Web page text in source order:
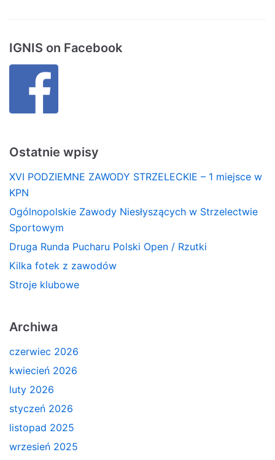
IGNIS on Facebook
Ostatnie wpisy
XVI PODZIEMNE ZAWODY STRZELECKIE – 1 miejsce w
KPN
Ogólnopolskie Zawody Niesłyszących w Strzelectwie
Sportowym
Druga Runda Pucharu Polski Open / Rzutki
Kilka fotek z zawodów
Stroje klubowe
Archiwa
czerwiec 2026
kwiecień 2026
luty 2026
styczeń 2026
listopad 2025
wrzesień 2025